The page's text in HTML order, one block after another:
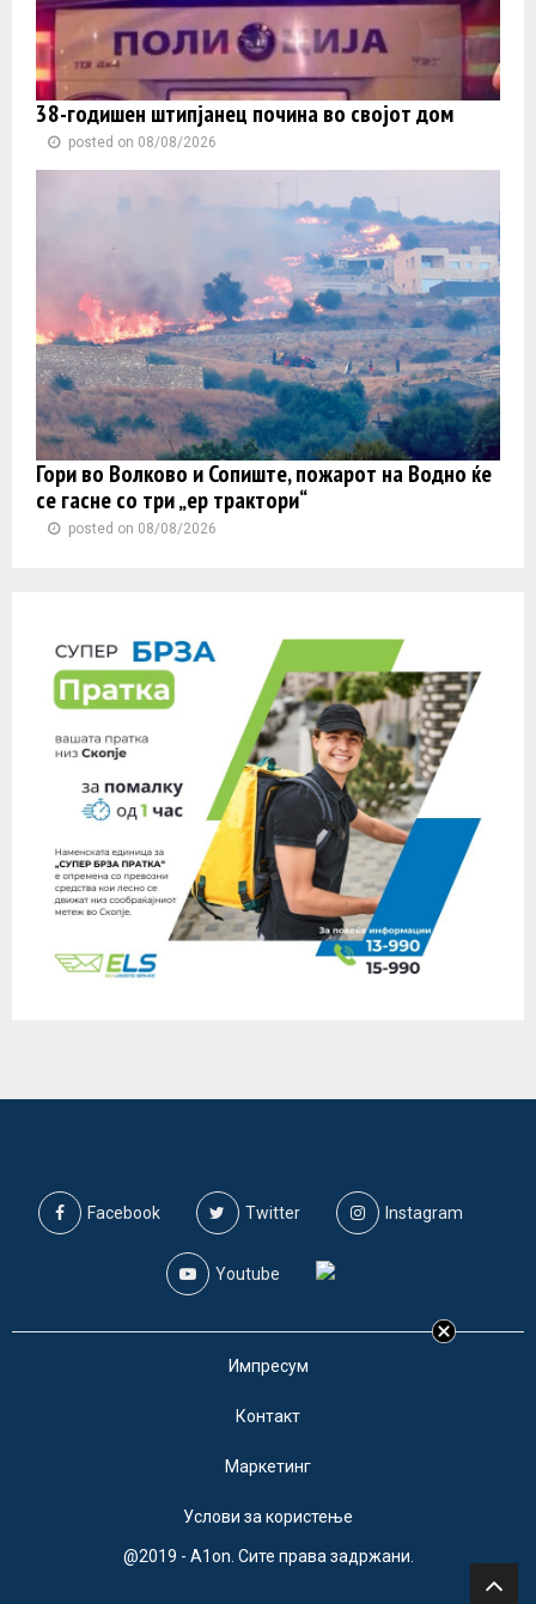
38-годишен штипјанец почина во својот дом
posted on 08/08/2026
Гори во Волково и Сопиште, пожарот на Водно ќе
се гасне со три „ер трактори“
posted on 08/08/2026
Facebook Twitter Instagram
Youtube
Импресум
Контакт
Маркетинг
Услови за користење
@2019 - A1on. Сите права задржани.